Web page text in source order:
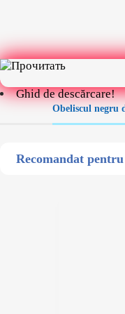
Ghid de descărcare!
Obeliscul negru
Recomandat